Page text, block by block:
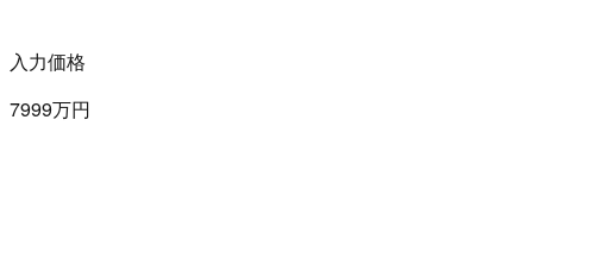
入力価格
7999万円